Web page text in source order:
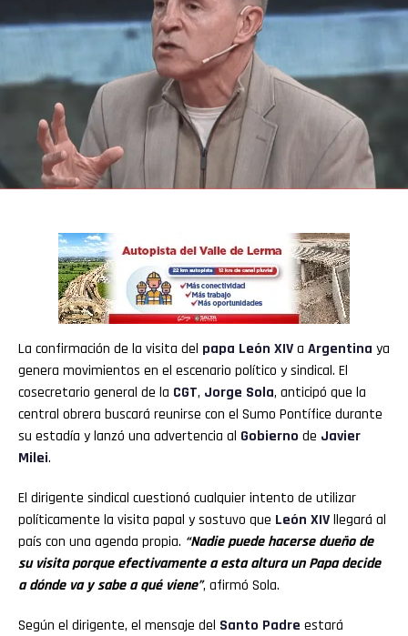
La confirmación de la visita del papa León XIVa Argentina ya
genera movimientos en el escenario político y sindical. El
cosecretario general de la CGT, Jorge Sola, anticipó que la
central obrera buscará reunirse con el Sumo Pontífice durante
su estadía y lanzó una advertencia al Gobierno de Javier
Milei.
El dirigente sindical cuestionó cualquier intento de utilizar
políticamente la visita papal y sostuvo que León XIVllegará al
país con una agenda propia. “Nadie puede hacerse dueño de
su visita porque efectivamente a esta altura un Papa decide
a dónde va y sabe a qué viene”, afirmó Sola.
Según el dirigente, el mensaje del Santo Padre estará